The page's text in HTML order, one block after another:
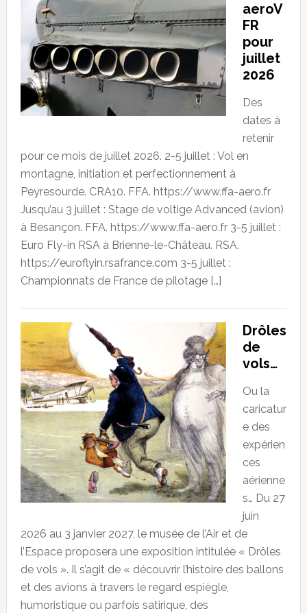
aeroV
FR
pour
juillet
2026
Des
dates à
retenir
pour ce mois de juillet 2026. 2-5 juillet : Vol en
montagne, initiation et perfectionnement à
Peyresourde. CRA10. FFA. https://www.ffa-aero.fr
Jusqu’au 3 juillet : Stage de voltige Advanced (avion)
à Besançon. FFA. https://www.ffa-aero.fr 3-5 juillet :
Euro Fly-in RSA à Brienne-le-Château. RSA.
https://euroflyin.rsafrance.com 3-5 juillet :
Championnats de France de pilotage […]
Drôles
de
vols…
Ou la
caricatur
e des
expérien
ces
aérienne
s… Du 27
juin
2026 au 3 janvier 2027, le musée de l’Air et de
l’Espace proposera une exposition intitulée « Drôles
de vols ». Il s’agit de « découvrir l’histoire des ballons
et des avions à travers le regard espiègle,
humoristique ou parfois satirique, des